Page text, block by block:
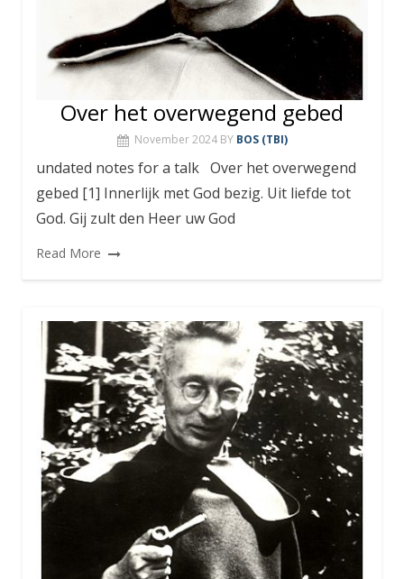
Over het overwegend gebed
November 2024 BY BOS (TBI)
undated notes for a talk Over het overwegend
gebed [1] Innerlijk met God bezig. Uit liefde tot
God. Gij zult den Heer uw God
Read More